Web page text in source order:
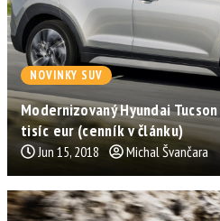
NOVINKY SUV
Modernizovaný Hyundai
tisíc eur (cenník v článku)
Jun 15, 2018 Michal Švančara